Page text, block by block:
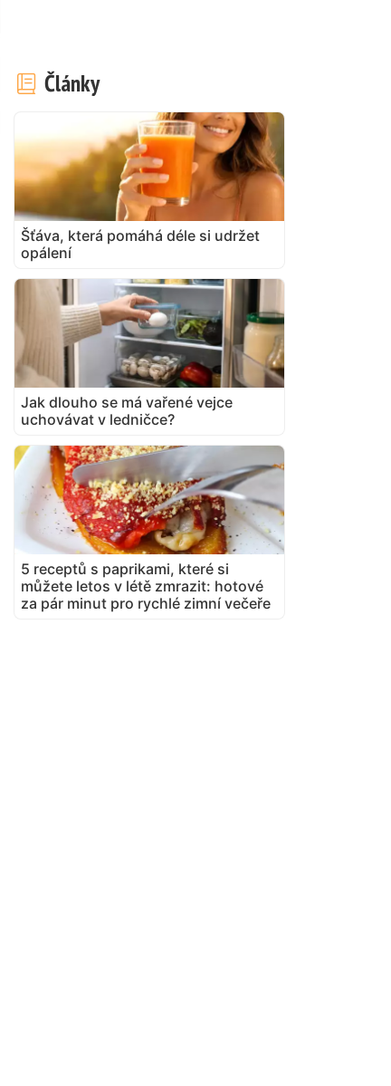
Články
Šťáva, která pomáhá déle si udržet
opálení
Jak dlouho se má vařené vejce
uchovávat v ledničce?
5 receptů s paprikami, které si
můžete letos v létě zmrazit: hotové
za pár minut pro rychlé zimní večeře